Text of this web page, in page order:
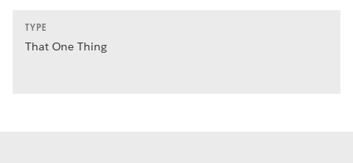
TYPE
That One Thing